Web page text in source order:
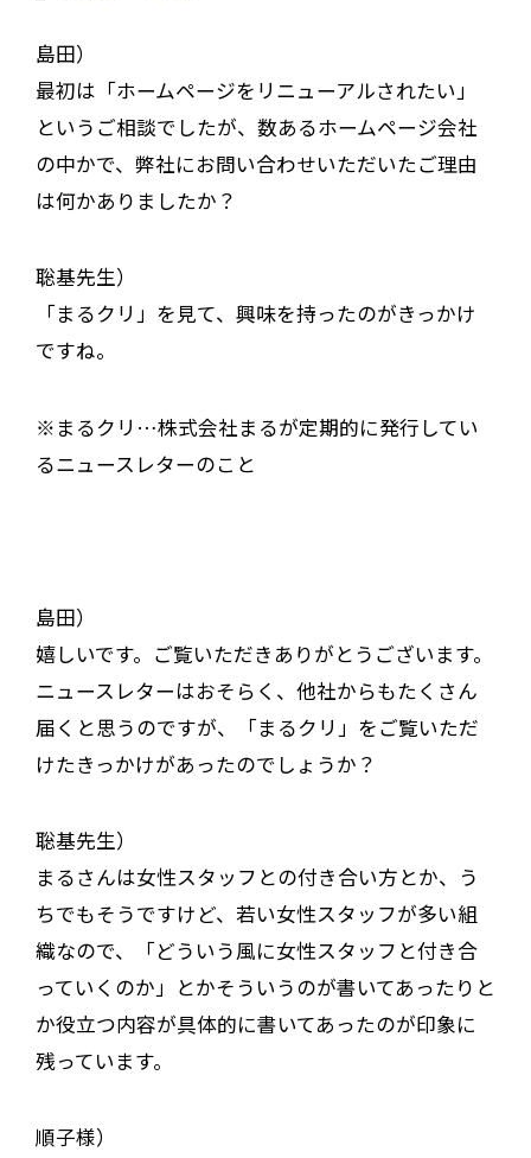
島田）
最初は「ホームページをリニューアルされたい」
というご相談でしたが、数あるホームページ会社
の中かで、弊社にお問い合わせいただいたご理由
は何かありましたか？
聡基先生）
「まるクリ」を見て、興味を持ったのがきっかけ
ですね。
※まるクリ…株式会社まるが定期的に発行してい
るニュースレターのこと
島田）
嬉しいです。ご覧いただきありがとうございます。
ニュースレターはおそらく、他社からもたくさん
届くと思うのですが、「まるクリ」をご覧いただ
けたきっかけがあったのでしょうか？
聡基先生）
まるさんは女性スタッフとの付き合い方とか、う
ちでもそうですけど、若い女性スタッフが多い組
織なので、「どういう風に女性スタッフと付き合
っていくのか」とかそういうのが書いてあったりと
か役立つ内容が具体的に書いてあったのが印象に
残っています。
順子様）